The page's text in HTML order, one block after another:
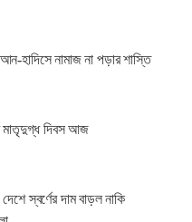
হাদিসে নামাজ না পড়ার শাস্তি
মাতৃদুগ্ধ দিবস আজ
স্বর্ণের দাম বাড়ল নাকি